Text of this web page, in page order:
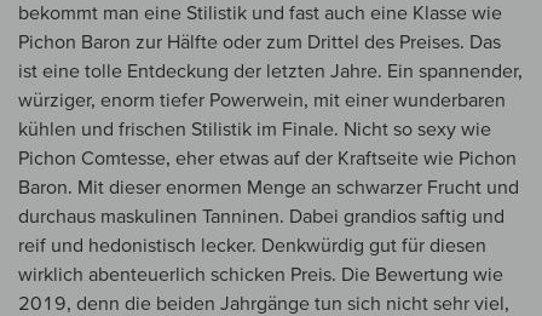
bekommt man eine Stilistik und fast auch eine Klasse wie
Pichon Baron zur Hälfte oder zum Drittel des Preises. Das
ist eine tolle Entdeckung der letzten Jahre. Ein spannender,
würziger, enorm tiefer Powerwein, mit einer wunderbaren
kühlen und frischen Stilistik im Finale. Nicht so sexy wie
Pichon Comtesse, eher etwas auf der Kraftseite wie Pichon
Baron. Mit dieser enormen Menge an schwarzer Frucht und
durchaus maskulinen Tanninen. Dabei grandios saftig und
reif und hedonistisch lecker. Denkwürdig gut für diesen
wirklich abenteuerlich schicken Preis. Die Bewertung wie
2019, denn die beiden Jahrgänge tun sich nicht sehr viel,